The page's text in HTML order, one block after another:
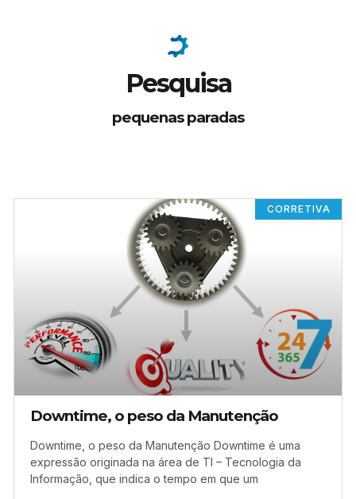
Pesquisa
pequenas paradas
CORRETIVA
Downtime, o peso da Manutenção
Downtime, o peso da Manutenção Downtime é uma
expressão originada na área de TI – Tecnologia da
Informação, que indica o tempo em que um